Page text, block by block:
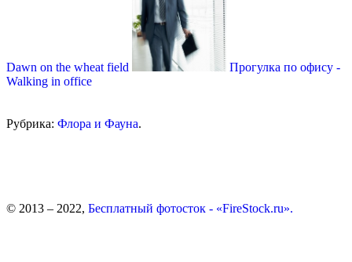
Dawn on the wheat field
Прогулка по офису -
Walking in office
Рубрика: Флора и Фауна.
© 2013 – 2022, Бесплатный фотосток - «FireStock.ru».